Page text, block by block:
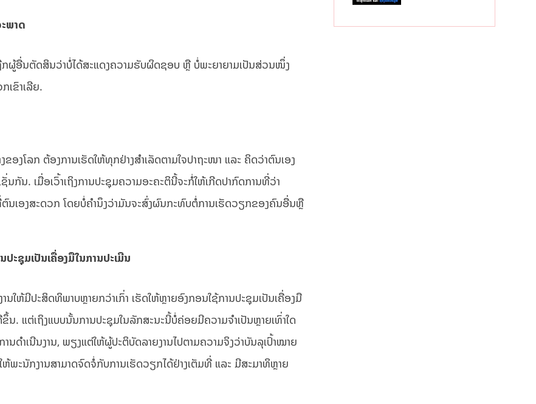
ພາດ
ຜູ້​ອື່ນ​ຕັດສິນ​ວ່າ​ບໍ່​ໄດ້​ສະແດງ​ຄວາມ​ຮັບຜິດຊອບ ຫຼື ບໍ່ພະຍາຍາມເປັນສ່ວນໜຶ່ງ
ເຂົາເລີຍ.
ອງໂລກ ຕ້ອງການເຮັດໃຫ້ທຸກຢ່າງສຳເລັດຕາມໃຈປາຖະໜາ ແລະ ຄິດວ່າຕົນເອງ
ນ. ເມື່ອເວົ້າເຖິງການປະຊຸມຄວາມອະຄະຕິນີ້ຈະກໍ່ໃຫ້ເກີດປາກົດການທີ່ວ່າ
ເອງສະດວກ ໂດຍບໍ່ຄໍານຶງວ່າມັນຈະສົ່ງຜົນກະທົບຕໍ່ການເຮັດວຽກຂອງຄົນອື່ນຫຼື
ມເປັນເຄື່ອງມືໃນການປະເມີນ
ໃຫ້ມີປະສິດທິພາບຫຼາຍກວ່າເກົ່າ ເຮັດໃຫ້ຫຼາຍອົງກອນໃຊ້ການປະຊຸມເປັນເຄື່ອງມື
ນ. ແຕ່ເຖິງແບບນັ້ນການປະຊຸມໃນລັກສະນະນີ້ບໍ່ຄ່ອຍມີຄວາມຈຳເປັນຫຼາຍເທົ່າໃດ
ດຳເນີນງານ, ພຽງແຕ່ໃຫ້ຜູ້ປະຕິບັດລາຍງານໄປຕາມຄວາມຈິງວ່າບັນລຸເປົ້າໝາຍ
ພະນັກງານສາມາດຈົດຈໍ່ກັບການເຮັດວຽກໄດ້ຢ່າງເຕັມທີ່ ແລະ ມີສະມາທິຫຼາຍ
ແຄບຮໍມູສ